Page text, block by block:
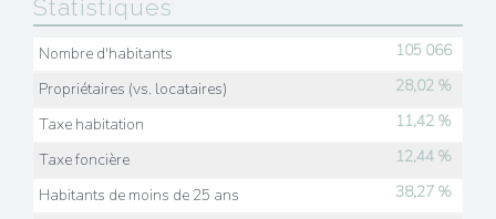
Statistiques
Nombre d'habitants
105 066
Propriétaires (vs. locataires)
28,02 %
Taxe habitation
11,42 %
Taxe foncière
12,44 %
Habitants de moins de 25 ans
38,27 %